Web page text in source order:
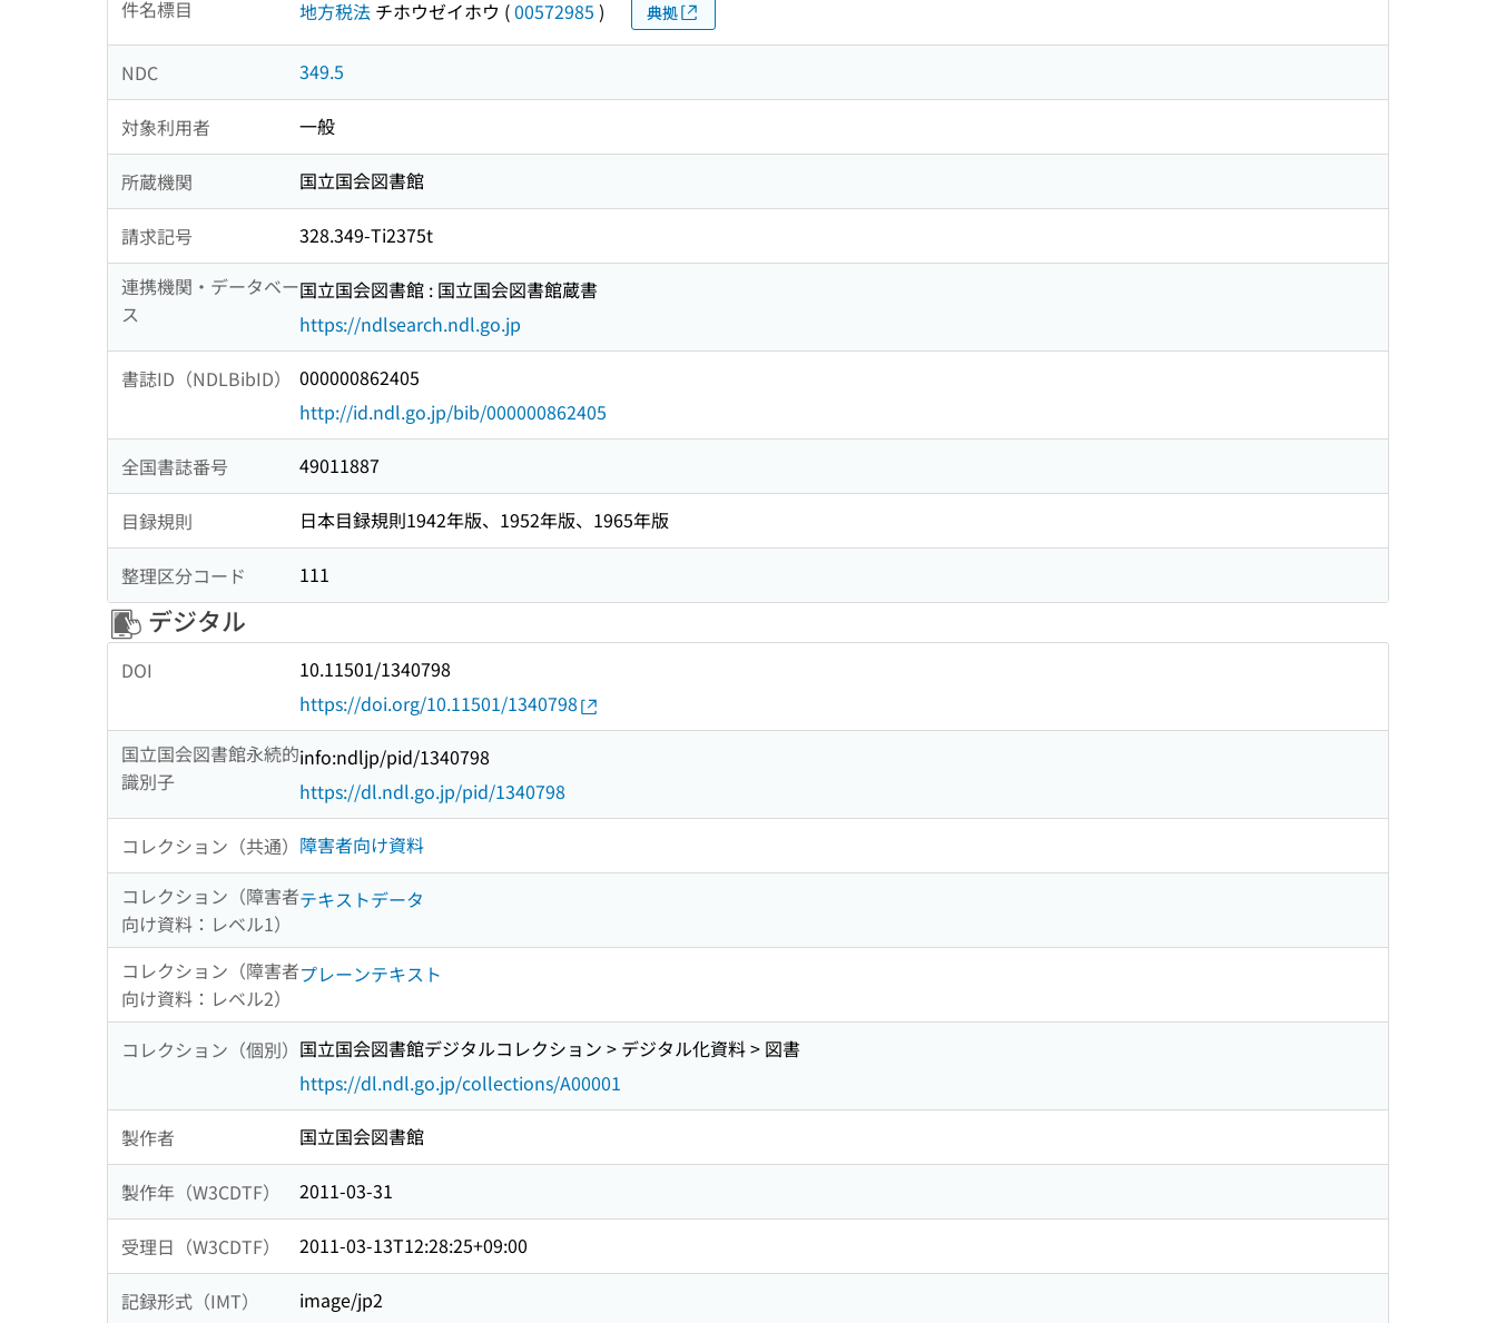
件名標目 地方税法 チホウゼイホウ (00572985 ) 典拠
NDC 349.5
対象利用者 一般
所蔵機関 国立国会図書館
請求記号
328.349-Ti2375t
連携機関・データベー
ス
国立国会図書館 : 国立国会図書館蔵書
https://ndlsearch.ndl.go.jp
書誌ID（NDLBibID）
000000862405
http://id.ndl.go.jp/bib/000000862405
全国書誌番号 49011887
目録規則 日本目録規則1942年版、1952年版、1965年版
整理区分コード 111
デジタル
DOI
10.11501/1340798
https://doi.org/10.11501/1340798
国立国会図書館永続的
識別子
info:ndljp/pid/1340798
https://dl.ndl.go.jp/pid/1340798
コレクション（共通） 障害者向け資料
コレクション（障害者
向け資料：レベル1）
テキストデータ
コレクション（障害者
向け資料：レベル2）
プレーンテキスト
コレクション（個別） 国立国会図書館デジタルコレクション > デジタル化資料 > 図書
https://dl.ndl.go.jp/collections/A00001
製作者 国立国会図書館
製作年（W3CDTF） 2011-03-31
受理日（W3CDTF） 2011-03-13T12:28:25+09:00
記録形式（IMT） image/jp2